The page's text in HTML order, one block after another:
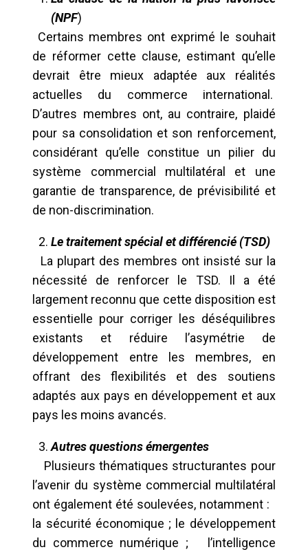
(NPF)
Certains membres ont exprimé le souhait
de réformer cette clause, estimant qu’elle
devrait être mieux adaptée aux réalités
actuelles du commerce international.
D’autres membres ont, au contraire, plaidé
pour sa consolidation et son renforcement,
considérant qu’elle constitue un pilier du
système commercial multilatéral et une
garantie de transparence, de prévisibilité et
de non-discrimination.
Le traitement spécial et différencié (TSD)
La plupart des membres ont insisté sur la
nécessité de renforcer le TSD. Il a été
largement reconnu que cette disposition est
essentielle pour corriger les déséquilibres
existants et réduire l’asymétrie de
développement entre les membres, en
offrant des flexibilités et des soutiens
adaptés aux pays en développement et aux
pays les moins avancés.
Autres questions émergentes
Plusieurs thématiques structurantes pour
l’avenir du système commercial multilatéral
ont également été soulevées, notamment :
la sécurité économique ; le développement
du commerce numérique ; l’intelligence